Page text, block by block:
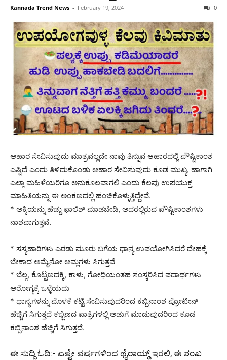
Kannada Trend News - February 19, 2024 0
ಆಹಾರ ಸೇವಿಸುವುದು ಮಾತ್ರವಲ್ಲದೇ ನಾವು ತಿನ್ನುವ ಆಹಾರದಲ್ಲಿ ಪೌಷ್ಟಿಕಾಂಶ
ಎಷ್ಟಿದೆ ಎಂದು ತಿಳಿದುಕೊಂಡು ಆಹಾರ ಸೇವಿಸುವುದು ಕೂಡ ಮುಖ್ಯ. ಹಾಗಾಗಿ
ಎಲ್ಲಾ ಮಹಿಳೆಯರಿಗೂ ಅನುಕೂಲವಾಗಲಿ ಎಂದು ಕೆಲವು ಉಪಯುಕ್ತ
ಮಾಹಿತಿಯನ್ನು ಈ ಅಂಕಣದಲ್ಲಿ ಹಂಚಿಕೊಳ್ಳುತ್ತಿದ್ದೇವೆ.
* ಅಕ್ಕಿಯನ್ನು ಹೆಚ್ಚು ಫಾಲಿಶ್ ಮಾಡಬೇಡಿ, ಅದರಲ್ಲಿರುವ ಪೌಷ್ಟಿಕಾಂಶಗಳು
ನಾಶವಾಗುತ್ತವೆ.
* ಸಸ್ಯಹಾರಿಗಳು ಎರಡು ಮೂರು ಬಗೆಯ ಧಾನ್ಯ ಉಪಯೋಗಿಸಿದರೆ ದೇಹಕ್ಕೆ
ಬೇಕಾದ ಅಮೈನೋ ಆಮ್ಲಗಳು ಸಿಗುತ್ತವೆ
* ಬೆಲ್ಲ, ಕೊಟ್ಟಣದಕ್ಕಿ, ಕಾಳು, ಗೋಧಿಯಂತಹ ಸಂಸ್ಕರಿಸಿದ ಪದಾರ್ಥಗಳು
ಆರೋಗ್ಯಕ್ಕೆ ಒಳ್ಳೆಯದು
* ಧಾನ್ಯಗಳನ್ನು ಮೊಳಕೆ ಕಟ್ಟಿ ಸೇವಿಸುವುದರಿಂದ ಕಬ್ಬಿನಾಂಶ ಪ್ರೋಟೀನ್
ಹೆಚ್ಚಿಗೆ ಸಿಗುತ್ತದೆ ಕಬ್ಬಿಣದ ಪಾತ್ರೆಗಳಲ್ಲಿ ಅಡುಗೆ ಮಾಡುವುದರಿಂದ ಕೂಡ
ಕಬ್ಬಿನಾಂಶ ಹೆಚ್ಚಿಗೆ ಸಿಗುತ್ತದೆ.
ಈ ಸುದ್ದಿ ಓದಿ:- ಎಷ್ಟೇ ವರ್ಷಗಳಿಂದ ಥೈರಾಯ್ಡ್ ಇರಲಿ, ಈ ಶಂಖ